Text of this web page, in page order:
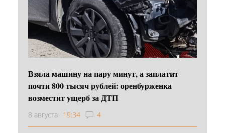
Взяла машину на пару минут, а заплатит
почти 800 тысяч рублей: оренбурженка
возместит ущерб за ДТП
8 августа 19:34 4